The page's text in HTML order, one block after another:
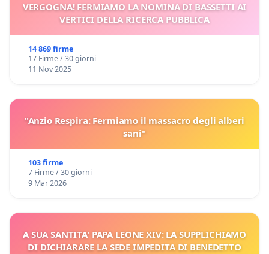
VERGOGNA! FERMIAMO LA NOMINA DI BASSETTI AI
VERTICI DELLA RICERCA PUBBLICA
14 869 firme
17 Firme / 30 giorni
11 Nov 2025
"Anzio Respira: Fermiamo il massacro degli alberi
sani"
103 firme
7 Firme / 30 giorni
9 Mar 2026
A SUA SANTITA' PAPA LEONE XIV: LA SUPPLICHIAMO
DI DICHIARARE LA SEDE IMPEDITA DI BENEDETTO